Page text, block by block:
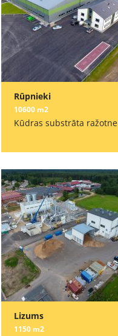
Rūpnieki
10600 m2
Kūdras substrāta ražotne
Lizums
1150 m2